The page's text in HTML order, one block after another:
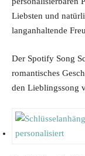
Liebsten und
langanhaltende
Der Spotify Song
romantisches
den Lieblingssong